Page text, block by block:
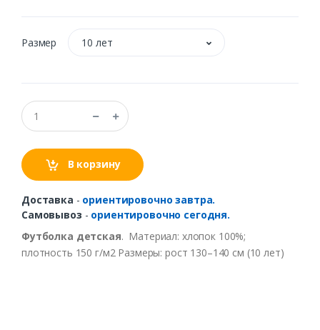
Размер 10 лет
В корзину
Доставка - ориентировочно завтра.
Самовывоз - ориентировочно сегодня.
Футболка детская. Материал: хлопок 100%;
плотность 150 г/м2 Размеры:рост 130–140 см (10 лет)